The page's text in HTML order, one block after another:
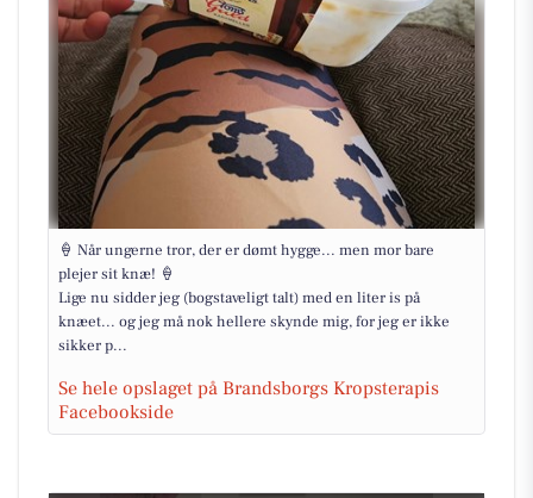
🍦 Når ungerne tror, der er dømt hygge... men mor bare
plejer sit knæ! 🍦
Lige nu sidder jeg (bogstaveligt talt) med en liter is på
knæet... og jeg må nok hellere skynde mig, for jeg er ikke
sikker p...
Se hele opslaget på Brandsborgs Kropsterapis
Facebookside